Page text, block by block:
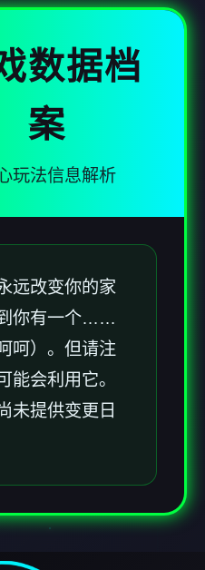
数据档
案
玩法信息解析
远改变你的家
你有一个……
呵）。但请注
能会利用它。
未提供变更日